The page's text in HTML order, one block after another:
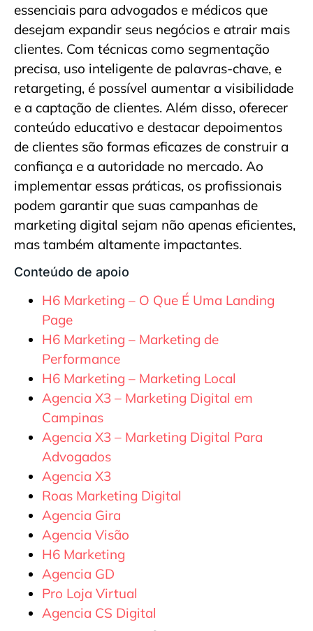
essenciais para advogados e médicos que
desejam expandir seus negócios e atrair mais
clientes. Com técnicas como segmentação
precisa, uso inteligente de palavras-chave, e
retargeting, é possível aumentar a visibilidade
e a captação de clientes. Além disso, oferecer
conteúdo educativo e destacar depoimentos
de clientes são formas eficazes de construir a
confiança e a autoridade no mercado. Ao
implementar essas práticas, os profissionais
podem garantir que suas campanhas de
marketing digital sejam não apenas eficientes,
mas também altamente impactantes.
Conteúdo de apoio
H6 Marketing – O Que É Uma Landing
Page
H6 Marketing – Marketing de
Performance
H6 Marketing – Marketing Local
Agencia X3 – Marketing Digital em
Campinas
Agencia X3 – Marketing Digital Para
Advogados
Agencia X3
Roas Marketing Digital
Agencia Gira
Agencia Visão
H6 Marketing
Agencia GD
Pro Loja Virtual
Agencia CS Digital